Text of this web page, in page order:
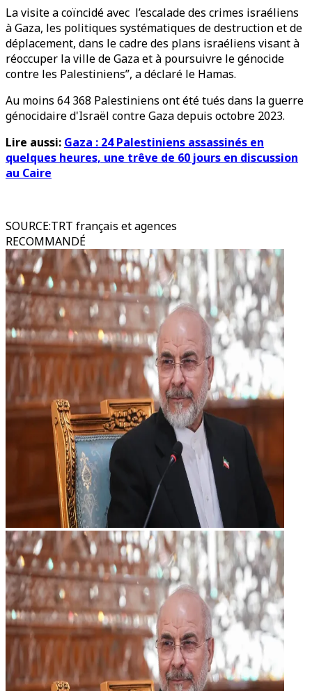
La visite a coïncidé avec l’escalade des crimes israéliens
à Gaza, les politiques systématiques de destruction et de
déplacement, dans le cadre des plans israéliens visant à
réoccuper la ville de Gaza et à poursuivre le génocide
contre les Palestiniens”, a déclaré le Hamas.
Au moins 64 368 Palestiniens ont été tués dans la guerre
génocidaire d'Israël contre Gaza depuis octobre 2023.
Lire aussi: Gaza : 24 Palestiniens assassinés en
quelques heures, une trêve de 60 jours en discussion
au Caire
SOURCE:TRT français et agences
RECOMMANDÉ